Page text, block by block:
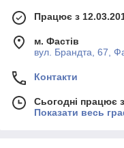
Працює з
м. Фастів
вул. Брандта, 67,
Контакти
Сьогодні працює
Показати весь